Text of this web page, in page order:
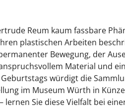
Reum kaum fassbare
plastischen Arbeiten
Bewegung, der
Material und
würdigt die
im Museum Würth in
lernen Sie diese Vielfalt bei